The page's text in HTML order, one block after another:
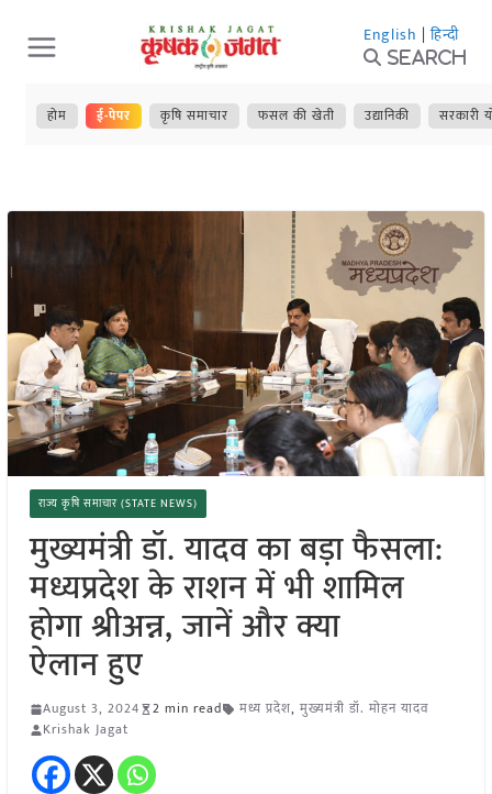
Skip
to
content
English | हिन्दी
Search
होम ई-पेपर कृषि समाचार फसल की खेती उद्यानिकी सरकारी
राज्य कृषि समाचार (STATE NEWS)
मुख्यमंत्री डॉ. यादव का बड़ा फैसला:
मध्यप्रदेश के राशन में भी शामिल
होगा श्रीअन्न, जानें और क्या
ऐलान हुए
August 3, 2024 2 min read मध्य प्रदेश, मुख्यमंत्री डॉ. मोहन यादव
Krishak Jagat